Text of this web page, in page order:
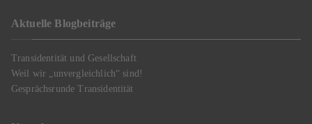
Aktuelle Blogbeiträge
Transidentität und Gesellschaft
Weil wir „unvergleichlich“ sind!
Gesprächsrunde Transidentität